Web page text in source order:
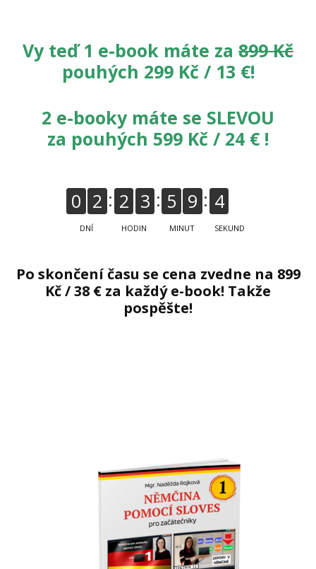
Vy teď 1 e-book máte za 899 Kč
pouhých 299 Kč / 13 €!
2 e-booky máte se SLEVOU
za pouhých 599 Kč / 24 € !
0 2
DNÍ
2 3
HODIN
5 9
MINUT
4
SEKUND
Po skončení času se cena zvedne na 899
Kč / 38 € za každý e-book! Takže
pospěšte!